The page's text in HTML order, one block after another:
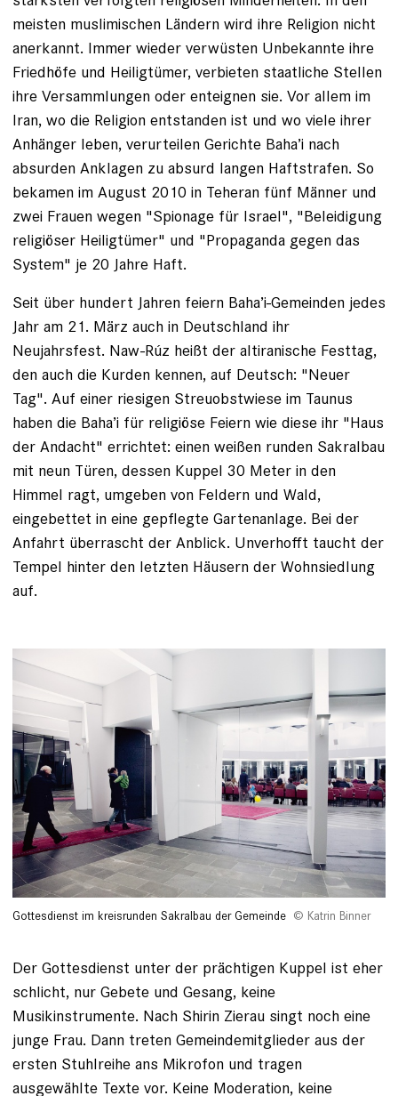
meisten muslimischen Ländern wird ihre Religion nicht
anerkannt. Immer wieder verwüsten Unbekannte ihre
Friedhöfe und Heiligtümer, verbieten staat­liche Stellen
ihre Versammlungen oder enteignen sie. Vor allem im
Iran, wo die Religion entstanden ist und wo viele ihrer
Anhänger leben, verurteilen Gerichte Baha’i nach
absurden Anklagen zu absurd langen Haftstrafen. So
bekamen im August 2010 in Teheran fünf Männer und
zwei Frauen wegen "Spionage für Israel", "Beleidigung
religiöser Heiligtümer" und "Propaganda gegen das
System" je 20 Jahre Haft.
Seit über hundert Jahren feiern Baha’i-­Gemeinden jedes
Jahr am 21. März auch in Deutschland ihr
Neujahrsfest. Naw-Rúz heißt der altiranische Festtag,
den auch die Kurden kennen, auf Deutsch: "Neuer
Tag". Auf einer riesigen Streuobstwiese im Taunus
haben die Baha’i für religiöse Feiern wie diese ihr "Haus
der Andacht" errichtet: einen weißen runden Sakralbau
mit neun Türen, dessen Kuppel 30 Meter in den
Himmel ragt, umgeben von Feldern und Wald,
eingebettet in eine gepflegte Gartenanlage. Bei der
Anfahrt überrascht der Anblick. Unverhofft taucht der
Tempel hinter den letzten Häusern der Wohnsiedlung
auf.
Gottesdienst im kreisrunden Sakralbau der Gemeinde Katrin Binner
Der Gottesdienst unter der prächtigen ­Kuppel ist eher
schlicht, nur Gebete und Gesang, keine
Musikinstrumente. Nach Shirin Zierau singt noch eine
junge Frau. Dann treten Gemeindemitglieder aus der
ersten Stuhlreihe ans Mikrofon und tragen
ausgewählte Texte vor. Keine Moderation, keine